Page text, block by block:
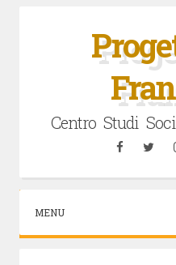
Centro Studi
Facebook
MENU